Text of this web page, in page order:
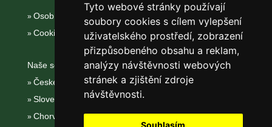
Tyto webové stránky používají
soubory cookies s cílem vylepšení
uživatelského prostředí, zobrazení
přizpůsobeného obsahu a reklam,
analýzy návštěvnosti webových
stránek a zjištění zdroje
návštěvnosti.
Souhlasím
Osobní údaje
Cookies
Naše servery:
České hory
Slovenské hory
Chorvatsko